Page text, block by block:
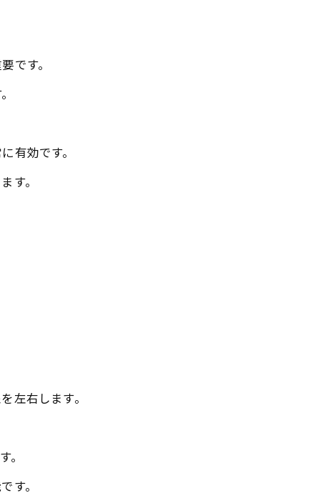
です。
有効です。
す。
左右します。
す。